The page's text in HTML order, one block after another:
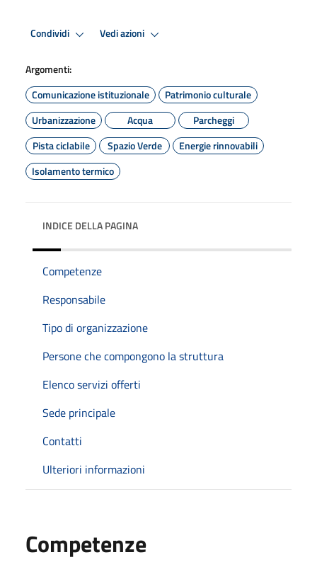
Condividi Vedi azioni
Argomenti:
Comunicazione istituzionale
Patrimonio culturale
Urbanizzazione
Acqua
Parcheggi
Pista ciclabile
Spazio Verde
Energie rinnovabili
Isolamento termico
INDICE DELLA PAGINA
Competenze
Responsabile
Tipo di organizzazione
Persone che compongono la struttura
Elenco servizi offerti
Sede principale
Contatti
Ulteriori informazioni
Competenze